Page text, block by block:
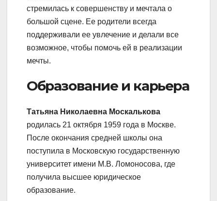
стремилась к совершенству и мечтала о
большой сцене. Ее родители всегда
поддерживали ее увлечение и делали все
возможное, чтобы помочь ей в реализации
мечты.
Образование и карьера
Татьяна Николаевна Москалькова
родилась 21 октября 1959 года в Москве.
После окончания средней школы она
поступила в Московскую государственную
университет имени М.В. Ломоносова, где
получила высшее юридическое
образование.